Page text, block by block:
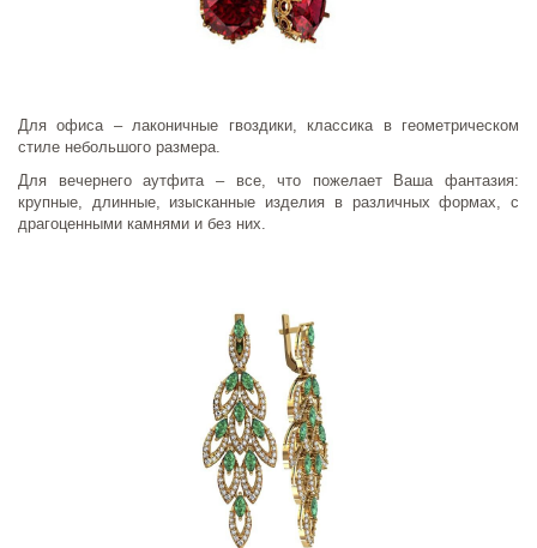
Для офиса – лаконичные гвоздики, классика в геометрическом
стиле небольшого размера.
Для вечернего аутфита – все, что пожелает Ваша фантазия:
крупные, длинные, изысканные изделия в различных формах, с
драгоценными камнями и без них.